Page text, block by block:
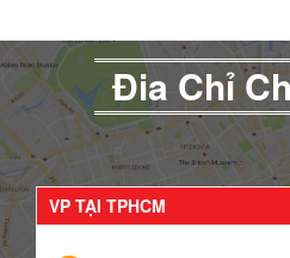
Đia Chỉ
VP TẠI TPHCM